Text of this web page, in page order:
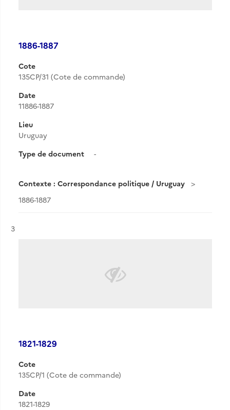
1886-1887
Cote
135CP/31 (Cote de commande)
Date
11886-1887
Lieu
Uruguay
Type de document
-
Contexte : Correspondance politique / Uruguay
1886-1887
Résultat n°
3
1821-1829
Cote
135CP/1 (Cote de commande)
Date
1821-1829